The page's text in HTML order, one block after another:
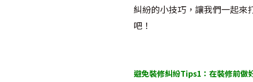
糾紛的小技巧，讓我們一起來
吧！
避免裝修糾紛Tips1 ：在裝修前做